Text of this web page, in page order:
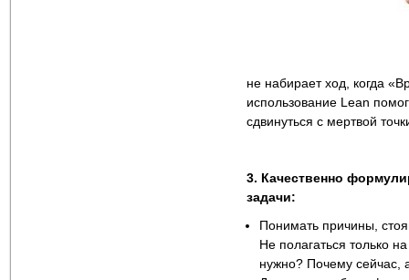
не набирает ход, когда
использование Lean
сдвинуться с мертвой
3. Качественно
задачи:
Понимать причины,
Не полагаться только
нужно? Почему сейчас,